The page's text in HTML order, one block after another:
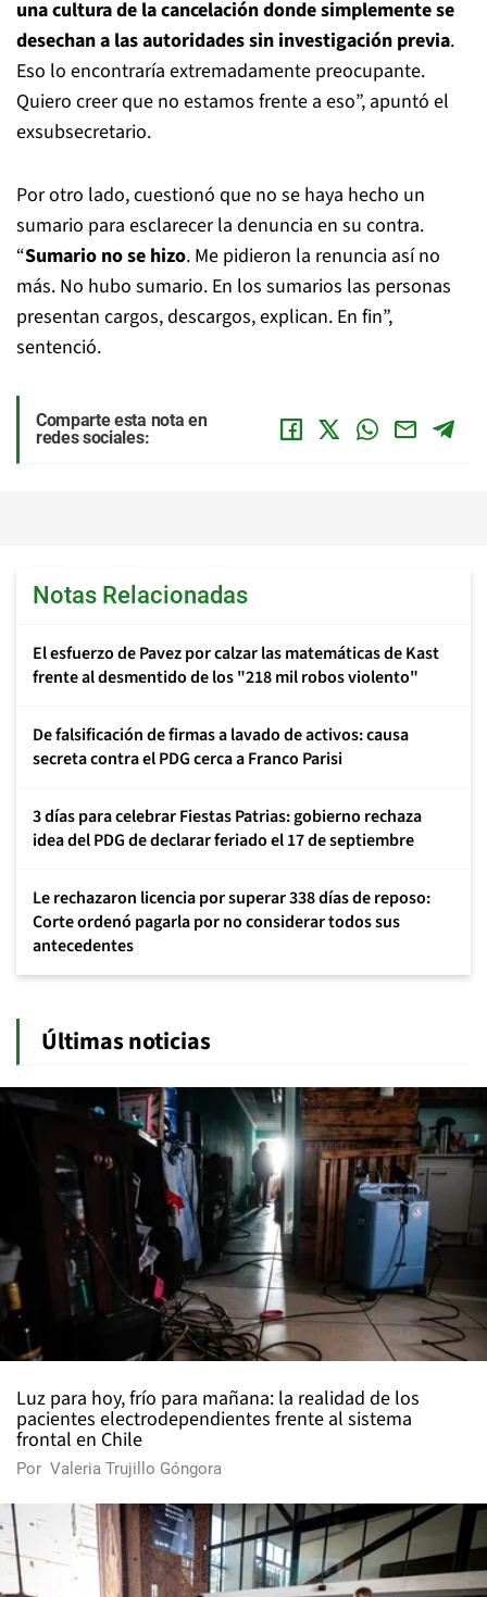
una cultura de la cancelación donde simplemente se
desechan a las autoridades sin investigación previa.
Eso lo encontraría extremadamente preocupante.
Quiero creer que no estamos frente a eso”, apuntó el
exsubsecretario.
Por otro lado, cuestionó que no se haya hecho un
sumario para esclarecer la denuncia en su contra.
“Sumario no se hizo. Me pidieron la renuncia así no
más. No hubo sumario. En los sumarios las personas
presentan cargos, descargos, explican. En fin”,
sentenció.
Comparte esta nota en
redes sociales:
Notas Relacionadas
El esfuerzo de Pavez por calzar las matemáticas de Kast
frente al desmentido de los "218 mil robos violento"
De falsificación de firmas a lavado de activos: causa
secreta contra el PDG cerca a Franco Parisi
3 días para celebrar Fiestas Patrias: gobierno rechaza
idea del PDG de declarar feriado el 17 de septiembre
Le rechazaron licencia por superar 338 días de reposo:
Corte ordenó pagarla por no considerar todos sus
antecedentes
Últimas noticias
Luz para hoy, frío para mañana: la realidad de los
pacientes electrodependientes frente al sistema
frontal en Chile
Por Valeria Trujillo Góngora